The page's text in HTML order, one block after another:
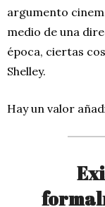
argumento
medio de una
época, ciertas
Shelley.
Hay un valor